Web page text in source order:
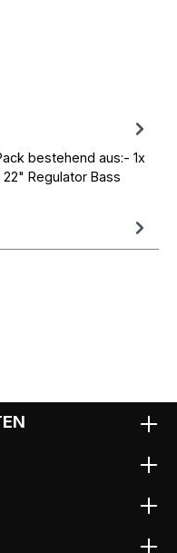
bestehend aus:- 1x
22" Regulator Bass